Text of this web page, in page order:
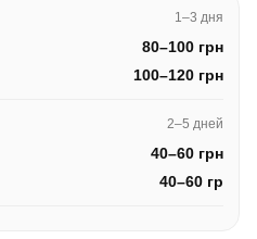
1–3 дня
80–100 грн
100–120 грн
2–5 дней
40–60 грн
40–60 гр